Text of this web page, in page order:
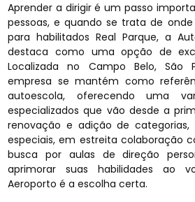
Aprender a dirigir é um passo
pessoas, e quando se trata de
para habilitados Real Parque, a
destaca como uma opção de
Localizada no Campo Belo, São
empresa se mantém como
autoescola, oferecendo uma
especializados que vão desde a
renovação e adição de categorias,
especiais, em estreita colaboração
busca por aulas de direção
aprimorar suas habilidades ao
Aeroporto é a escolha certa.